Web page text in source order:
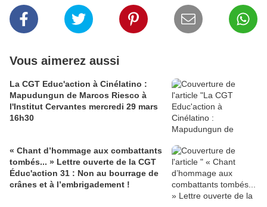
Vous aimerez aussi
La CGT Educ'action à Cinélatino :
Mapudungun de Marcos Riesco à
l'Institut Cervantes mercredi 29 mars
16h30
« Chant d’hommage aux combattants
tombés... » Lettre ouverte de la CGT
Éduc'action 31 : Non au bourrage de
crânes et à l’embrigadement !